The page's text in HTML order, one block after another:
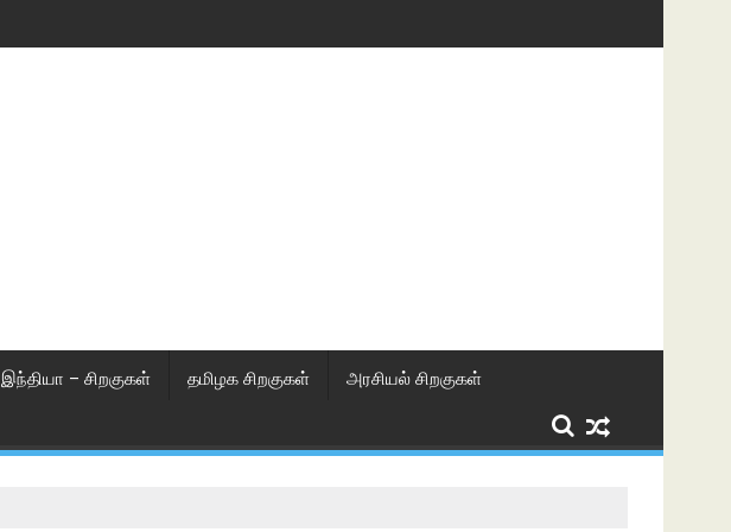
இந்தியா – சிறகுகள் தமிழக சிறகுகள் அரசியல் சிறகுகள்